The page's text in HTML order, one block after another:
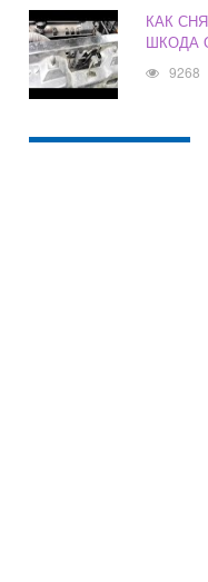
КАК
ШКОДА
9268